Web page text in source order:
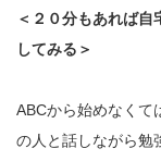
＜２０分もあれば自
してみる＞
ABCから始めなくて
の人と話しながら勉